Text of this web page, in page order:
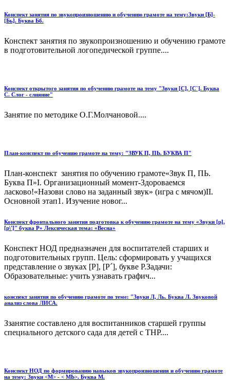
Конспект занятия по звукопроизношению и обучению грамоте на тему:Звуки [Б]-
[Бь]. Буква Бб.
Конспект занятия по звукопроизношению и обучению грамоте
в подготовительной логопедической группе....
Конспект открытого занятия по обучению грамоте на тему "Звуки [С], [С`]. Буква
С. Слог - слияние"
Занятие по методике О.Г.Молчановой....
План-конспект по обучению грамоте на тему: "ЗВУК П, ПЬ. БУКВА П"
План-конспект занятия по обучению грамоте«Звук П, ПЬ.
Буква П»I. Организационный момент-Здороваемся
ласково!«Назови слово на заданный звук» (игра с мячом)II.
Основной этап1. Изучение новог...
Конспект фронтального занятия подготовка к обучению грамоте на тему «Звуки [р],
[р\']" буква Р» Лексическая тема: «Весна»
Конспект НОД предназначен для воспитателей старших и
подготовительных групп. Цель: сформировать у учащихся
представление о звуках [Р], [Р´], букве Р.Задачи:
Образовательные: учить узнавать графич...
конспект занятия по обучению грамоте по теме: "Звуки Л, Ль. Буква Л. Звуковой
анализ слова ЛИСА.
Ззанятие составлено для воспитанников старшей группы
специального детского сада для детей с ТНР....
Конспект НОД по формированию навыков звукопроизношения и обучению грамоте
на тему: Звуки <М> - < МЬ>. Буква М.